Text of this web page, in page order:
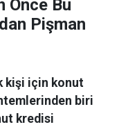
Önce Bu
Pişman
kişi için konut
biri
kredisi